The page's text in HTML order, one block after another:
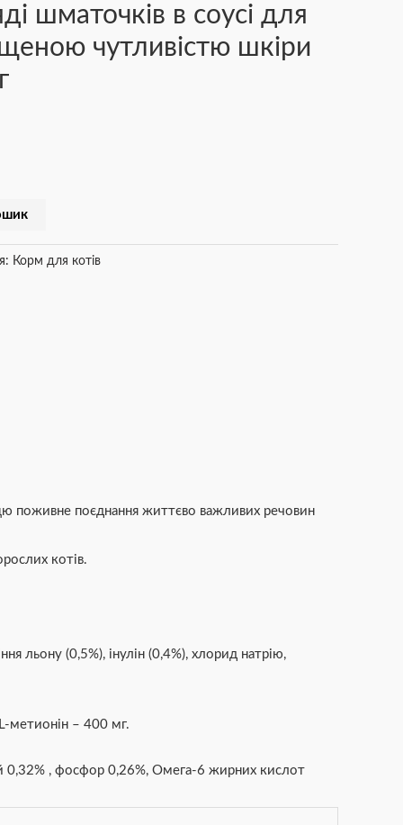
шматочків в cоусі для
чутливістю шкіри
Корм для котів
поживне поєднання життєво важливих речовин
котів.
льону (0,5%), інулін (0,4%), хлорид натрію,
метионін – 400 мг.
0,32% , фосфор 0,26%, Омега-6 жирних кислот